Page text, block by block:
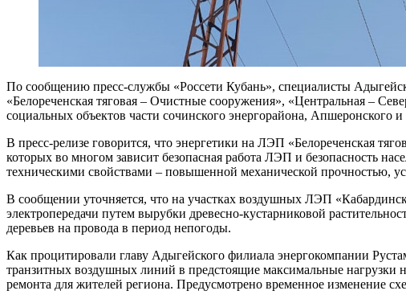
По сообщению пресс-службы «Россети Кубань», специалисты
«Белореченская тяговая – Очистные сооружения», «Центральная –
социальных объектов части сочинского энергорайона,
В пресс-релизе говорится, что энергетики на ЛЭП «Белореченская
которых во многом зависит безопасная работа ЛЭП и безопасность
техническими свойствами – повышенной механической прочностью,
В сообщении уточняется, что на участках воздушных ЛЭП
электропередачи путем вырубки древесно-кустарниковой
деревьев на провода в период непогоды.
Как процитировали главу Адыгейского филиала энергокомпании
транзитных воздушных линий в предстоящие максимальные нагрузки
ремонта для жителей региона. Предусмотрено временное изменение